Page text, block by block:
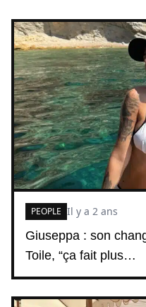
Giuseppa : son
Toile, “ça fait plus…
PEOPLE Il y a 2 ans